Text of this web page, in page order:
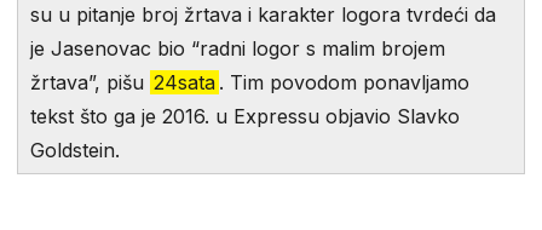
su u pitanje broj žrtava i karakter logora tvrdeći da
je Jasenovac bio “radni logor s malim brojem
žrtava”, pišu 24sata . Tim povodom ponavljamo
tekst što ga je 2016. u Expressu objavio Slavko
Goldstein.